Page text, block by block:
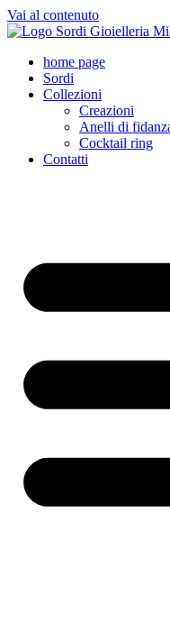
Vai al contenuto
home page
Sordi
Collezioni
Creazioni
Anelli di
Cocktail ring
Contatti